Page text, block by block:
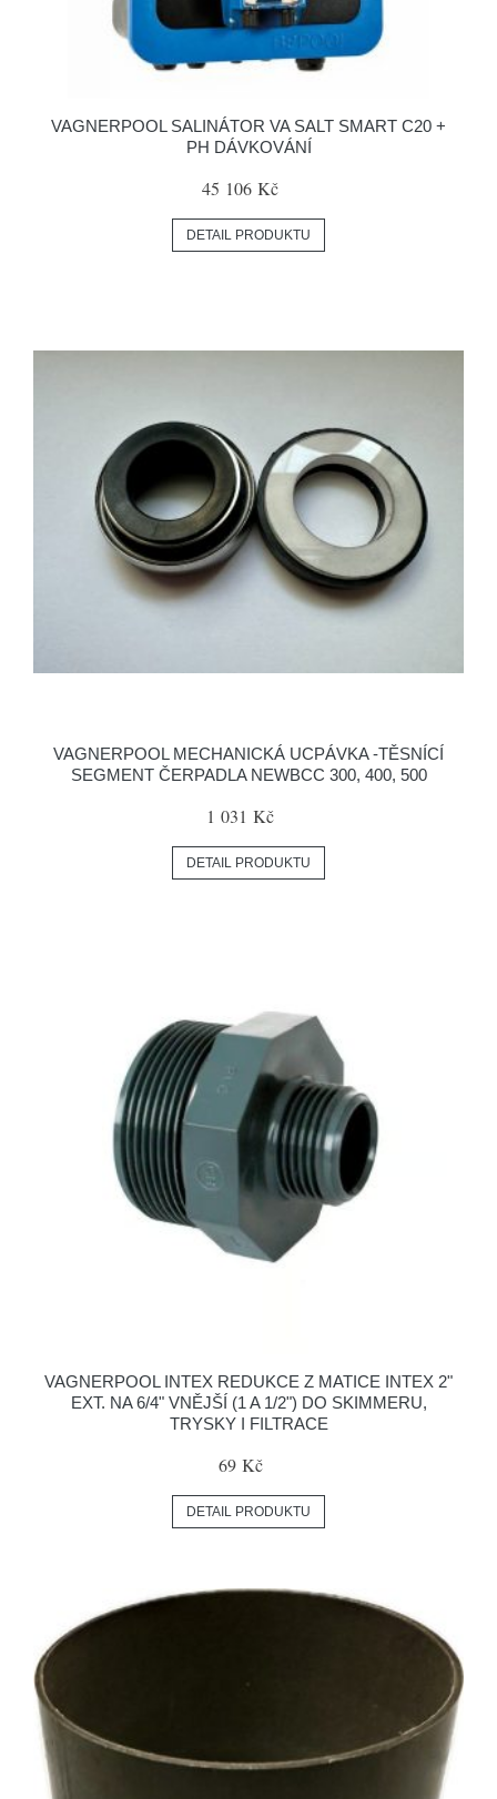
VAGNERPOOL SALINÁTOR VA SALT SMART C20 +
PH DÁVKOVÁNÍ
45 106 Kč
DETAIL PRODUKTU
VAGNERPOOL MECHANICKÁ UCPÁVKA -TĚSNÍCÍ
SEGMENT ČERPADLA NEWBCC 300, 400, 500
1 031 Kč
DETAIL PRODUKTU
VAGNERPOOL INTEX REDUKCE Z MATICE INTEX 2"
EXT. NA 6/4" VNĚJŠÍ (1 A 1/2") DO SKIMMERU,
TRYSKY I FILTRACE
69 Kč
DETAIL PRODUKTU